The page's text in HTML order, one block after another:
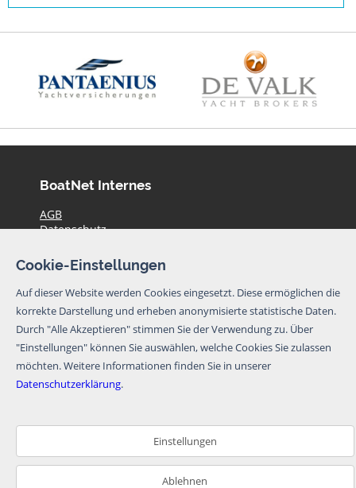
BoatNet Internes
AGB
Datenschutz
Impressum
Preise
Kontakt
Aktuelle Yachtangebote
© BoatNet 1996-2026
Newsletter
Abmeldelink im Newsletter abmelden.
Newsletter abbonieren
Cookie-Einstellungen
Auf dieser Website werden Cookies eingesetzt. Diese ermöglichen die
korrekte Darstellung und erheben anonymisierte statistische Daten.
Durch "Alle Akzeptieren" stimmen Sie der Verwendung zu. Über
"Einstellungen" können Sie auswählen, welche Cookies Sie zulassen
möchten.Weitere Informationen finden Sie in unserer
Datenschutzerklärung.
Einstellungen
Ablehnen